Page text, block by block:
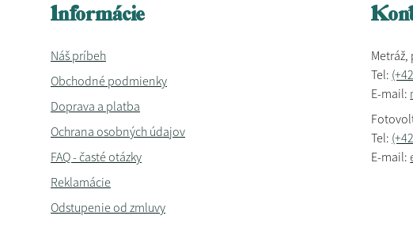
Informácie
Náš príbeh
Obchodné podmienky
Doprava a platba
Ochrana osobných údajov
FAQ - časté otázky
Reklamácie
Odstupenie od zmluvy
Tel:
E-mail:
Tel:
E-mail: